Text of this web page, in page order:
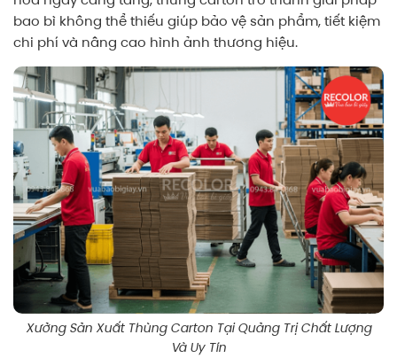
bao bì không thể thiếu giúp bảo vệ sản phẩm, tiết kiệm
chi phí và nâng cao hình ảnh thương hiệu.
Xưởng Sản Xuất Thùng Carton Tại Quảng Trị Chất Lượng
Và Uy Tín